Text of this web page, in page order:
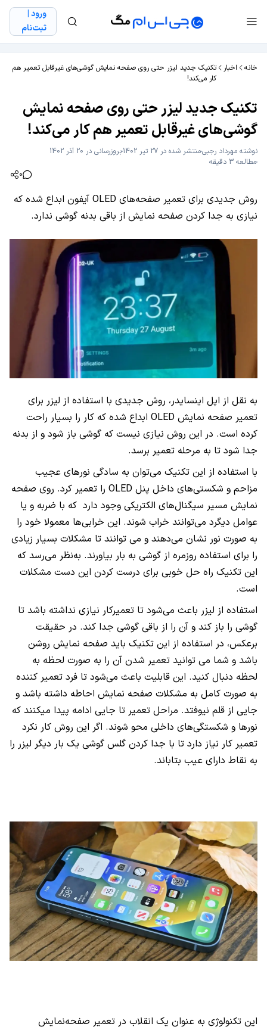
ورود |
ثبت‌نام
خانه اخبار
تکنیک جدید لیزر حتی روی صفحه نمایش گوشی‌های غیرقابل تعمیر هم
کار می‌کند!
تکنیک جدید لیزر حتی روی صفحه نمایش
گوشی‌های غیرقابل تعمیر هم کار می‌کند!
نوشته مهرداد رجبیمنتشر شده در 27 تیر 1402
بروزرسانی در 20 آذر 1402
مطالعه 3 دقیقه
0
روش جدیدی برای تعمیر صفحه‌های OLED آیفون ابداع شده که
نیازی به جدا کردن صفحه نمایش از باقی بدنه گوشی ندارد.
به نقل از اپل اینسایدر، روش جدیدی با استفاده از لیزر برای
تعمیر صفحه نمایش OLED ابداع شده که کار را بسیار راحت
کرده است. در این روش نیازی نیست که گوشی باز شود و از بدنه
جدا شود تا به مرحله تعمیر برسد.
با استفاده از این تکنیک می‌توان به سادگی نورهای عجیب
مزاحم و شکستی‌های داخل پنل OLED را تعمیر کرد. روی صفحه
نمایش مسیر سیگنال‌های الکتریکی وجود دارد که با ضربه و یا
عوامل دیگرد می‌توانند خراب شوند. این خرابی‌ها معمولا خود را
به صورت نور نشان می‌دهند و می توانند تا مشکلات بسیار زیادی
را برای استفاده روزمره از گوشی به بار بیاورند. به‌‌نظر می‌رسد که
این تکنیک راه حل خوبی برای درست کردن این دست مشکلات
است.
استفاده از لیزر باعث می‌شود تا تعمیرکار نیازی نداشته باشد تا
گوشی را باز کند و آن را از باقی گوشی جدا کند. در حقیقت
برعکس، در استفاده از این تکنیک باید صفحه نمایش روشن
باشد و شما می توانید تعمیر شدن آن را به صورت لحظه به
لحظه دنبال کنید. این قابلیت باعث می‌شود تا فرد تعمیر کننده
به صورت کامل به مشکلات صفحه نمایش احاطه داشته باشد و
جایی از قلم نیوفتد. مراحل تعمیر تا جایی ادامه پیدا میکنند که
نورها و شکستگی‌های داخلی محو شوند. اگر این روش کار نکرد
تعمیر کار نیاز دارد تا با جدا کردن گلس گوشی یک بار دیگر لیزر را
به نقاط دارای عیب بتاباند.
این تکنولوژی به عنوان یک انقلاب در تعمیر صفحه‌نمایش